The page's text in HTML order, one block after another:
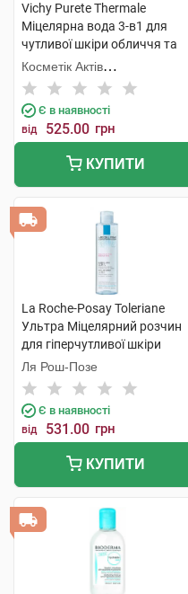
Vichy Purete Thermale
Міцелярна вода 3-в1 для
чутливої шкіри обличчя та
очей 200 мл 1 флакон
Косметік Актів
Інтернаціональ
Є в наявності
від 525.00 грн
КУПИТИ
La Roche-Posay Toleriane
Ультра Міцелярний розчин
для гіперчутливої шкіри
обличчя 200 мл 1 флакон
Ля Рош-Позе
Є в наявності
від 531.00 грн
КУПИТИ